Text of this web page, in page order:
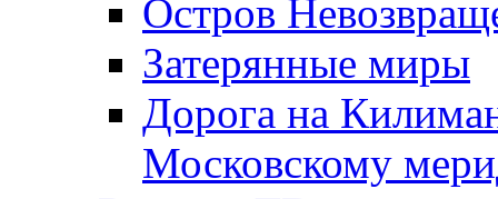
Остров
Затерянные миры
Дорога на
Московскому